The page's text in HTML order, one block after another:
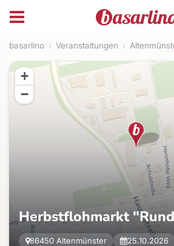
basarlino › Veranstaltungen ›
Herbstflohmarkt
86450 Altenmünster 25.10.2026
+
−